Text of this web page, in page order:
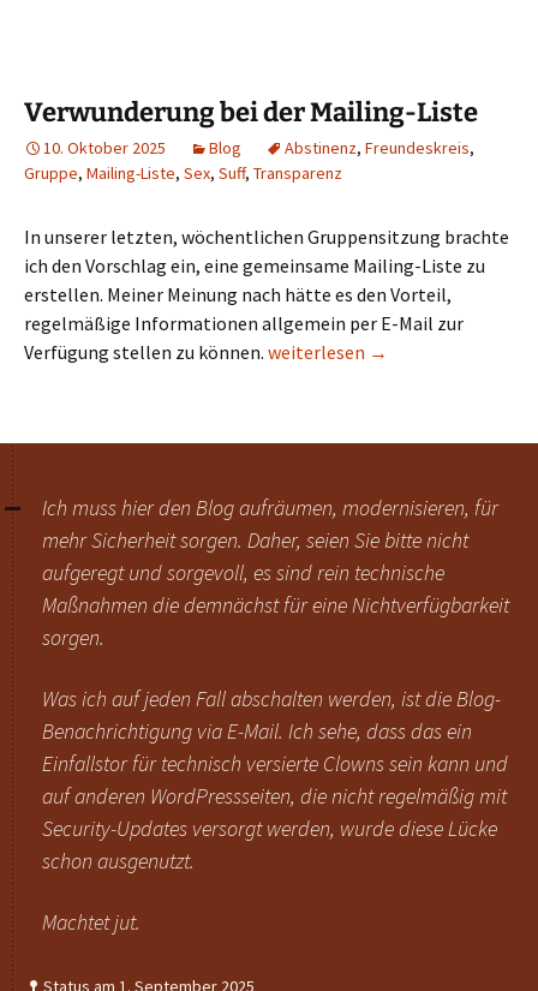
Verwunderung bei der Mailing-Liste
10. Oktober 2025 Blog Abstinenz, Freundeskreis,
Gruppe, Mailing-Liste, Sex, Suff, Transparenz
In unserer letzten, wöchentlichen Gruppensitzung brachte
ich den Vorschlag ein, eine gemeinsame Mailing-Liste zu
erstellen. Meiner Meinung nach hätte es den Vorteil,
regelmäßige Informationen allgemein per E-Mail zur
Verfügung stellen zu können. Verwunderung bei der Mailing-
weiterlesen →
Ich muss hier den Blog aufräumen, modernisieren, für
mehr Sicherheit sorgen. Daher, seien Sie bitte nicht
aufgeregt und sorgevoll, es sind rein technische
Maßnahmen die demnächst für eine Nichtverfügbarkeit
sorgen.
Was ich auf jeden Fall abschalten werden, ist die Blog-
Benachrichtigung via E-Mail. Ich sehe, dass das ein
Einfallstor für technisch versierte Clowns sein kann und
auf anderen WordPressseiten, die nicht regelmäßig mit
Security-Updates versorgt werden, wurde diese Lücke
schon ausgenutzt.
Machtet jut.
Status am 1. September 2025